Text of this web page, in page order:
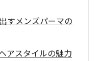
すメンズパーマの
アスタイルの魅力